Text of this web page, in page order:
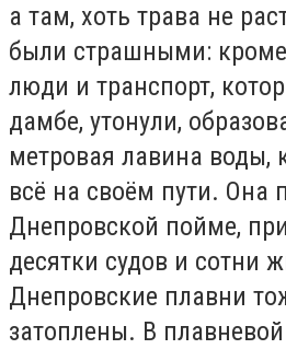
а там, хоть трава не
были страшными: кроме
люди и транспорт,
дамбе, утонули,
метровая лавина воды,
всё на своём пути. Она
Днепровской пойме,
десятки судов и сотни
Днепровские плавни
затоплены. В